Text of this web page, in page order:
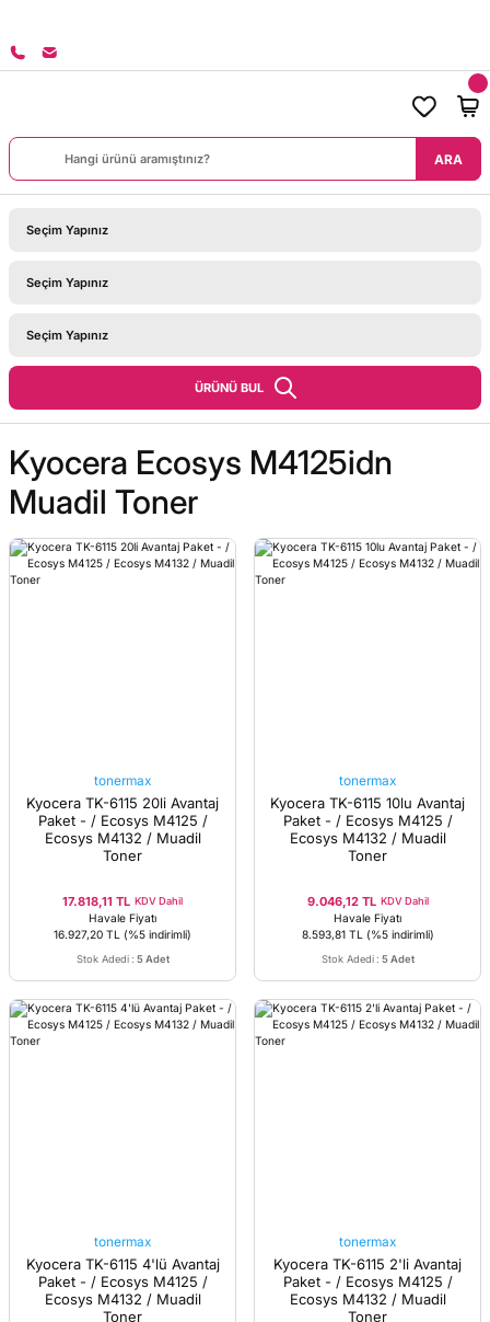
ARA
ÜRÜNÜ BUL
Kyocera Ecosys M4125idn
Muadil Toner
tonermax
Kyocera TK-6115 20li Avantaj
Paket - / Ecosys M4125 /
Ecosys M4132 / Muadil
Toner
17.818,11 TL KDV Dahil
Havale Fiyatı
16.927,20 TL (%5 indirimli)
Stok Adedi : 5 Adet
tonermax
Kyocera TK-6115 10lu Avantaj
Paket - / Ecosys M4125 /
Ecosys M4132 / Muadil
Toner
9.046,12 TL KDV Dahil
Havale Fiyatı
8.593,81 TL
(%5 indirimli)
Stok Adedi : 5 Adet
tonermax
Kyocera TK-6115 4'lü Avantaj
Paket - / Ecosys M4125 /
Ecosys M4132 / Muadil
Toner
tonermax
Kyocera TK-6115 2'li Avantaj
Paket - / Ecosys M4125 /
Ecosys M4132 / Muadil
Toner